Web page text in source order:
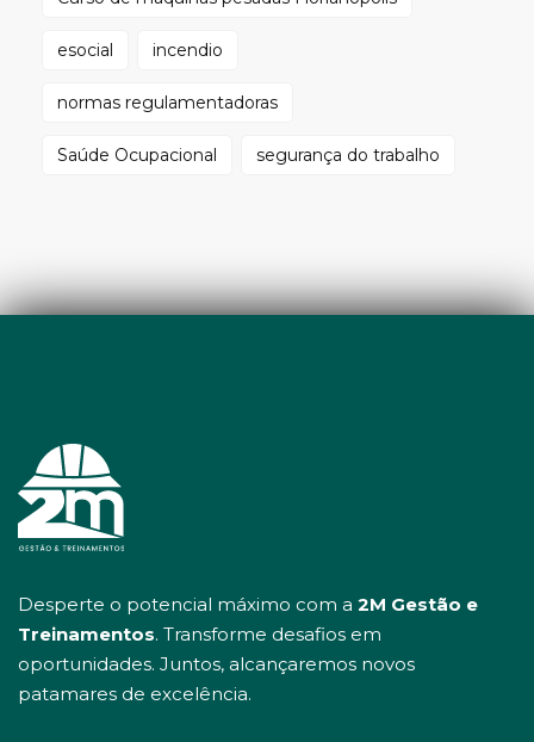
esocial incendio
normas regulamentadoras
Saúde Ocupacional segurança do trabalho
Desperte o potencial máximo com a 2M Gestão e
Treinamentos. Transforme desafios em
oportunidades. Juntos, alcançaremos novos
patamares de excelência.